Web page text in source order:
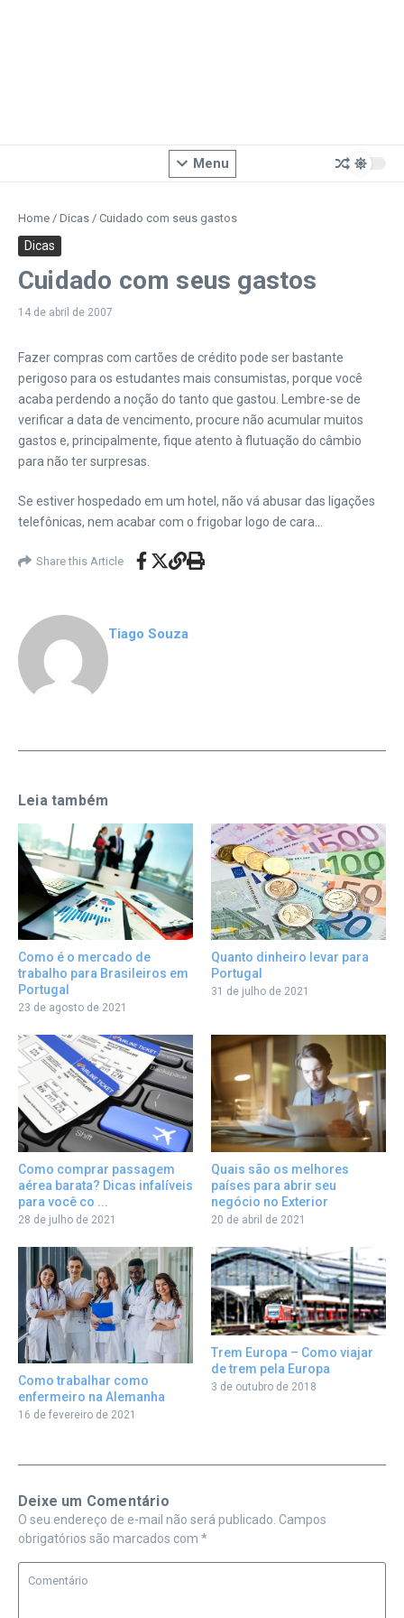
Menu
Home / Dicas / Cuidado com seus gastos
Dicas
Cuidado com seus gastos
14 de abril de 2007
Fazer compras com cartões de crédito pode ser bastante
perigoso para os estudantes mais consumistas, porque você
acaba perdendo a noção do tanto que gastou. Lembre-se de
verificar a data de vencimento, procure não acumular muitos
gastos e, principalmente, fique atento à flutuação do câmbio
para não ter surpresas.
Se estiver hospedado em um hotel, não vá abusar das ligações
telefônicas, nem acabar com o frigobar logo de cara…
Share this Article
Tiago Souza
Leia também
Como é o mercado de
trabalho para Brasileiros em
Portugal
23 de agosto de 2021
Quanto dinheiro levar para
Portugal
31 de julho de 2021
Como comprar passagem
aérea barata? Dicas infalíveis
para você co ...
28 de julho de 2021
Quais são os melhores
países para abrir seu
negócio no Exterior
20 de abril de 2021
Como trabalhar como
enfermeiro na Alemanha
16 de fevereiro de 2021
Trem Europa – Como viajar
de trem pela Europa
3 de outubro de 2018
Deixe um Comentário
O seu endereço de e-mail não será publicado. Campos
obrigatórios são marcados com *